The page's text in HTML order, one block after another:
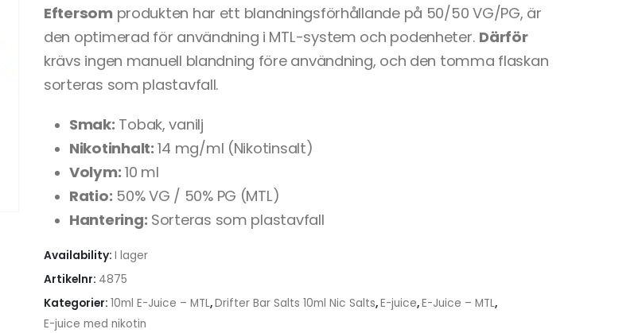
Eftersomprodukten har ett blandningsförhållande på 50/50 VG/PG, är
den optimerad för användning i MTL-system och podenheter. Därför
krävs ingen manuell blandning före användning, och den tomma flaskan
sorteras som plastavfall.
Smak: Tobak, vanilj
Nikotinhalt: 14 mg/ml (Nikotinsalt)
Volym: 10 ml
Ratio: 50% VG / 50% PG (MTL)
Hantering: Sorteras som plastavfall
Availability: I lager
Artikelnr: 4875
Kategorier: 10ml E-Juice – MTL,Drifter Bar Salts 10ml Nic Salts,E-juice,E-Juice – MTL,
E-juice med nikotin